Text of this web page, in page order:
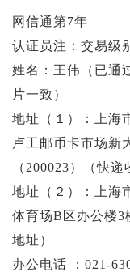
网信通第7年
认证员注：交易级
姓名：王伟（已通
片一致）
地址（１）：上海
卢工邮币卡市场新
（200023）
地址（２）：上海
体育场B区办公楼3
地址）
办公电话 ：021-